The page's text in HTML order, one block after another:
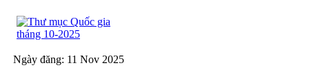
Ngày đăng: 11 Nov 2025